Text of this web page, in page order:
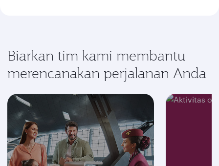
Biarkan tim kami membantu
merencanakan perjalanan Anda